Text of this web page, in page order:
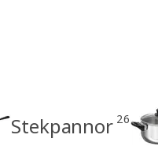
Stekpannor 26